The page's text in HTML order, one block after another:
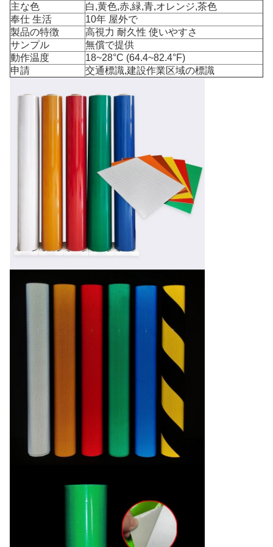
主な色
白,黄色,赤,緑,青,オレンジ,茶色
奉仕 生活
10年 屋外で
製品の特徴
高視力 耐久性 使いやすさ
サンプル
無償で提供
動作温度
18~28°C (64.4~82.4°F)
申請
交通標識,建設作業区域の標識